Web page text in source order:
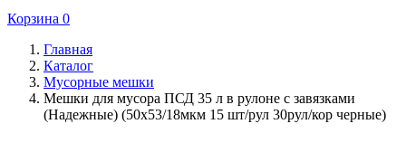
Корзина 0
Главная
Каталог
Мусорные мешки
Мешки для мусора ПСД 35 л в рулоне с завязками
(Надежные) (50х53/18мкм 15 шт/рул 30рул/кор черные)